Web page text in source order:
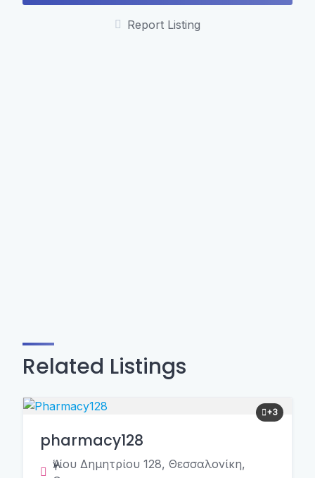
Report Listing
Related Listings
+3
pharmacy128
Ἁγίου Δημητρίου 128, Θεσσαλονίκη,